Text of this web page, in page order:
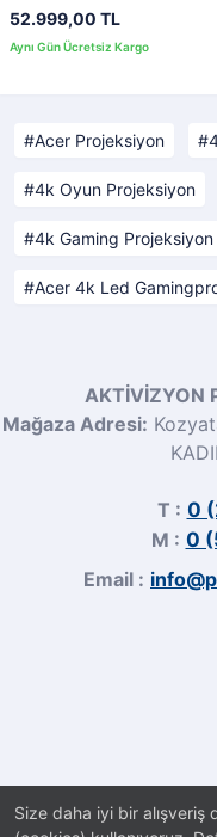
Size daha iyi bir
52.999,00 TL
Acer Projeksiyon
4k Oyun Projeksiyon
4k Gaming Projeksiyon
Acer 4k Led
AKTİVİZYON
Mağaza Adresi:
T : 0
M : 0
Email :